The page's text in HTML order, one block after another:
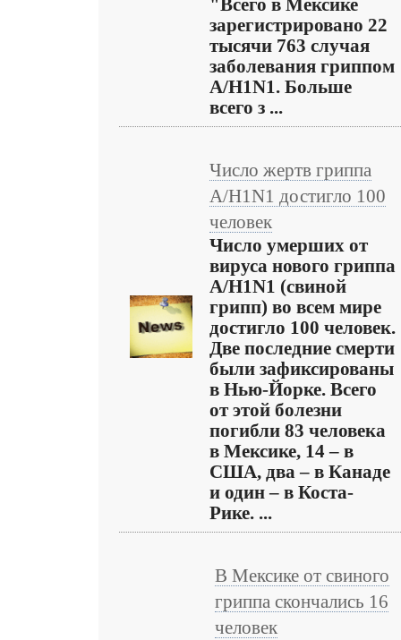
"Всего в Мексике
зарегистрировано 22
тысячи 763 случая
заболевания гриппом
A/H1N1. Больше
всего з ...
Число жертв гриппа
A/H1N1 достигло 100
человек
Число умерших от
вируса нового гриппа
A/H1N1 (свиной
грипп) во всем мире
достигло 100 человек.
Две последние смерти
были зафиксированы
в Нью-Йорке. Всего
от этой болезни
погибли 83 человека
в Мексике, 14 – в
США, два – в Канаде
и один – в Коста-
Рике. ...
В Мексике от свиного
гриппа скончались 16
человек